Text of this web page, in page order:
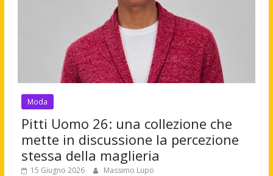
Moda
Pitti Uomo 26: una collezione che
mette in discussione la percezione
stessa della maglieria
15 Giugno 2026 Massimo Lupo